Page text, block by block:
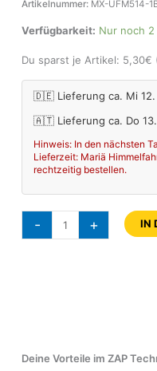
Artikelnummer: MX-UFM514-
Verfügbarkeit: Nur noch
Du sparst je Artikel: 5,30€
🇩🇪 Lieferung ca. Mi 12.
🇦🇹 Lieferung ca. Do 13.
Hinweis: In den nächsten
Lieferzeit: Mariä
rechtzeitig bestellen.
- + IN
Deine Vorteile im ZAP